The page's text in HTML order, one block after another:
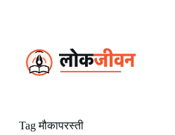
Tagमौकापरस्ती